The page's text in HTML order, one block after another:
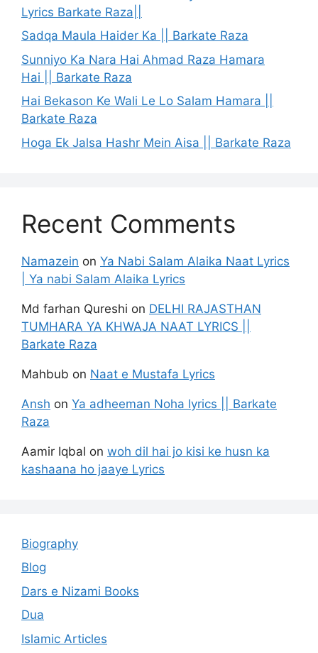
Lyrics Barkate Raza||
Sadqa Maula Haider Ka || Barkate Raza
Sunniyo Ka Nara Hai Ahmad Raza Hamara
Hai || Barkate Raza
Hai Bekason Ke Wali Le Lo Salam Hamara ||
Barkate Raza
Hoga Ek Jalsa Hashr Mein Aisa || Barkate Raza
Recent Comments
Namazein on Ya Nabi Salam Alaika Naat Lyrics
| Ya nabi Salam Alaika Lyrics
Md farhan Qureshi on DELHI RAJASTHAN
TUMHARA YA KHWAJA NAAT LYRICS ||
Barkate Raza
Mahbub on Naat e Mustafa Lyrics
Ansh on Ya adheeman Noha lyrics || Barkate
Raza
Aamir Iqbal on woh dil hai jo kisi ke husn ka
kashaana ho jaaye Lyrics
Biography
Blog
Dars e Nizami Books
Dua
Islamic Articles